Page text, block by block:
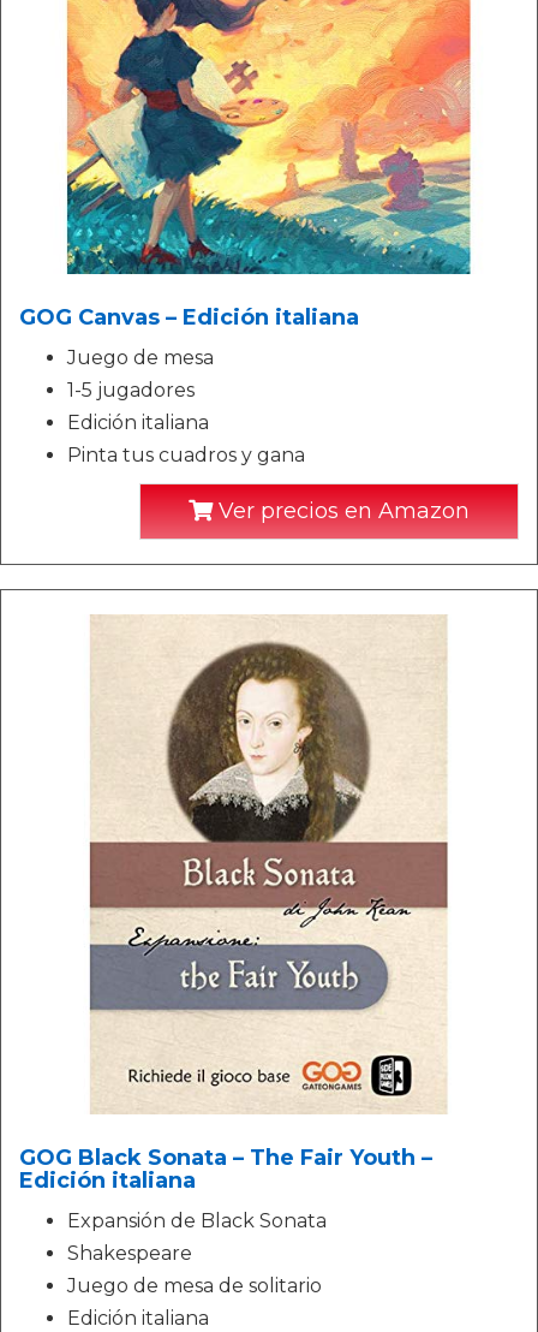
GOG Canvas – Edición italiana
Juego de mesa
1-5 jugadores
Edición italiana
Pinta tus cuadros y gana
Ver precios en Amazon
GOG Black Sonata – The Fair Youth –
Edición italiana
Expansión de Black Sonata
Shakespeare
Juego de mesa de solitario
Edición italiana